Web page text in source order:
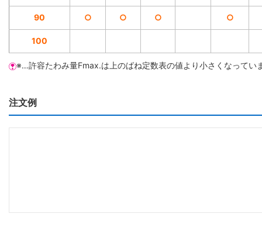
90 ○ ○ ○ ○
100
※…許容たわみ量Fmax.は上のばね定数表の値より小さくなってい
注文例